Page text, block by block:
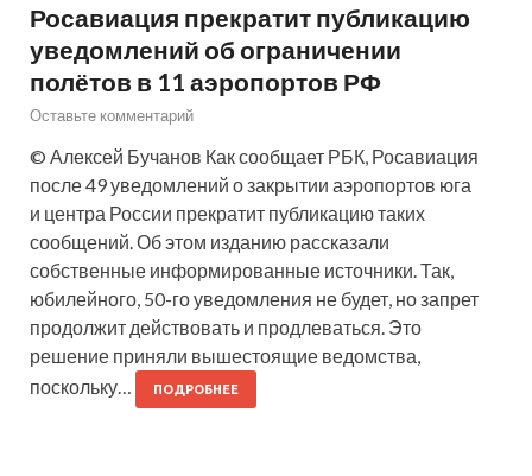
Росавиация прекратит публикацию
уведомлений об ограничении
полётов в 11 аэропортов РФ
Оставьте комментарий
© Алексей Бучанов Как сообщает РБК, Росавиация
после 49 уведомлений о закрытии аэропортов юга
и центра России прекратит публикацию таких
сообщений. Об этом изданию рассказали
собственные информированные источники. Так,
юбилейного, 50-го уведомления не будет, но запрет
продолжит действовать и продлеваться. Это
решение приняли вышестоящие ведомства,
поскольку…
ПОДРОБНЕЕ